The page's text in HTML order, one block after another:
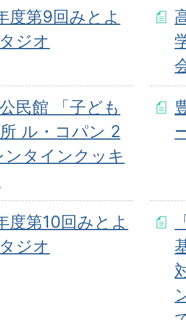
度第9回みとよ
ジオ
民館 「子ども
ル・コパン 2
ンタインクッキ
度第10回みとよ
ジオ